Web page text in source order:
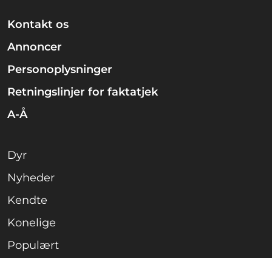
Kontakt os
Annoncer
Personoplysninger
Retningslinjer for faktatjek
A-Å
Dyr
Nyheder
Kendte
Konelige
Populært